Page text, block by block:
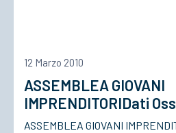
Cosa Facciamo
Associarsi
12 Marzo 2010
ASSEMBLEA GIOVANI
IMPRENDITORIDati
ASSEMBLEA GIOVANI